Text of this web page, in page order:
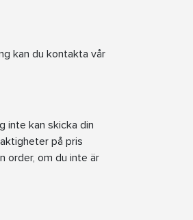
kan du kontakta vår
inte kan skicka din
på pris
order, om du inte är